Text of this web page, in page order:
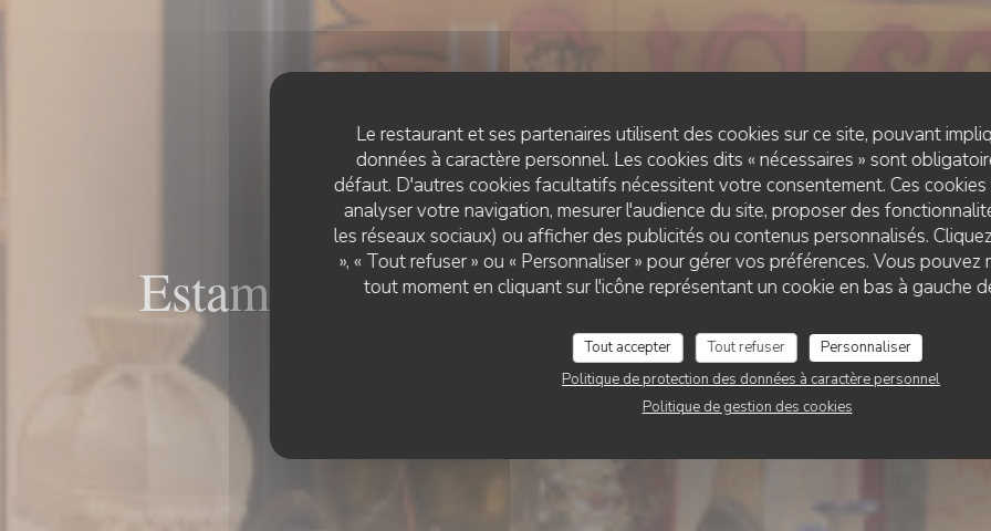
Le restaurant et ses partenaires utilisent des cookies sur ce site, pouvant
données à caractère personnel. Les cookies dits « nécessaires » sont
défaut. D'autres cookies facultatifs nécessitent votre consentement. Ces
analyser votre navigation, mesurer l'audience du site, proposer des
les réseaux sociaux) ou afficher des publicités ou contenus personnalisés.
», « Tout refuser » ou « Personnaliser » pour gérer vos préférences. Vous
tout moment en cliquant sur l'icône représentant un cookie en bas à gauche
Tout accepter Tout refuser
Personnaliser
Politique de protection des données à caractère personnel
Politique de gestion des cookies
ESTAMINET FLAMAND• LILLE
Estaminet La CH’TITE Brigitte rue
RÉSERVER